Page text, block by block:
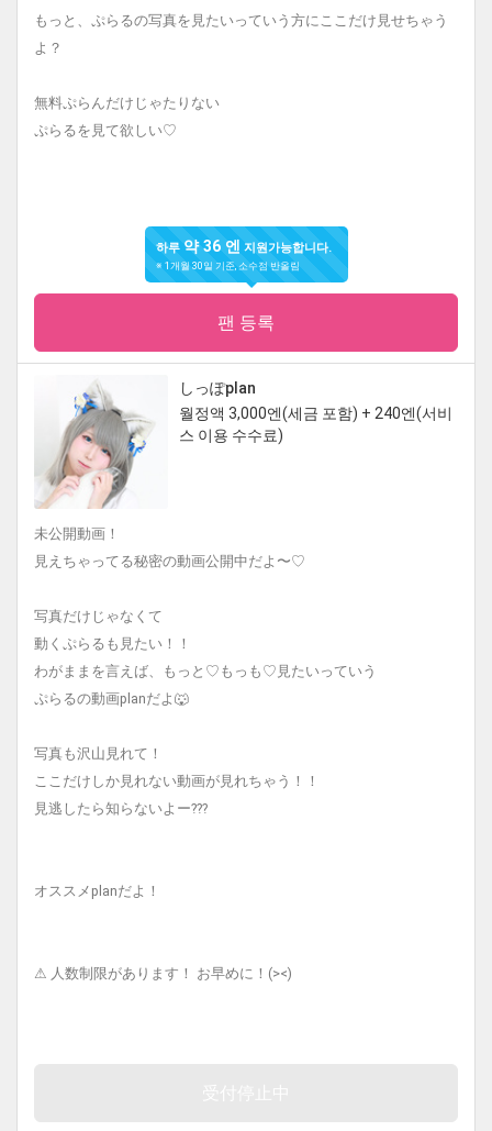
もっと、ぷらるの写真を見たいっていう方にここだけ見せちゃう
よ？
無料ぷらんだけじゃたりない
ぷらるを見て欲しい♡
하루약 36 엔지원가능합니다.
※ 1개월 30일 기준, 소수점 반올림
팬 등록
しっぽplan
월정액 3,000엔(세금 포함) + 240엔(서비
스 이용 수수료)
未公開動画！
見えちゃってる秘密の動画公開中だよ〜♡
写真だけじゃなくて
動くぷらるも見たい！！
わがままを言えば、もっと♡もっも♡見たいっていう
ぷらるの動画planだよ🐺
写真も沢山見れて！
ここだけしか見れない動画が見れちゃう！！
見逃したら知らないよー???
オススメplanだよ！
⚠︎ 人数制限があります！ お早めに！(><)